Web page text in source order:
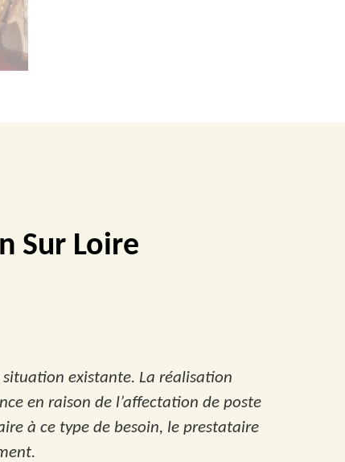
Sur Loire
situation existante. La réalisation
en raison de l’affectation de poste
à ce type de besoin, le prestataire